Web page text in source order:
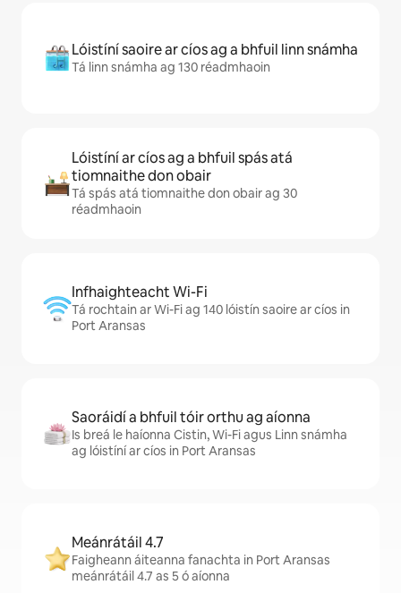
Lóistíní saoire ar cíos ag a bhfuil linn snámha
Tá linn snámha ag 130 réadmhaoin
Lóistíní ar cíos ag a bhfuil spás atá
tiomnaithe don obair
Tá spás atá tiomnaithe don obair ag 30
réadmhaoin
Infhaighteacht Wi-Fi
Tá rochtain ar Wi-Fi ag 140 lóistín saoire ar cíos in
Port Aransas
Saoráidí a bhfuil tóir orthu ag aíonna
Is breá le haíonna Cistin, Wi-Fi agus Linn snámha
ag lóistíní ar cíos in Port Aransas
Meánrátáil 4.7
Faigheann áiteanna fanachta in Port Aransas
meánrátáil 4.7 as 5 ó aíonna